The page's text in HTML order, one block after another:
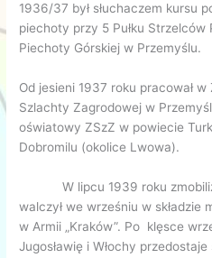
1936/37 był słuchaczem kursu
piechoty przy 5 Pułku
Piechoty Górskiej w Przemyślu.
Od jesieni 1937 roku pracował
Szlachty Zagrodowej w
oświatowy ZSzZ w powiecie
Dobromilu (okolice Lwowa).
W lipcu 1939 roku
walczył we wrześniu w składzie
w Armii „Kraków”. Po klęsce
Jugosławię i Włochy